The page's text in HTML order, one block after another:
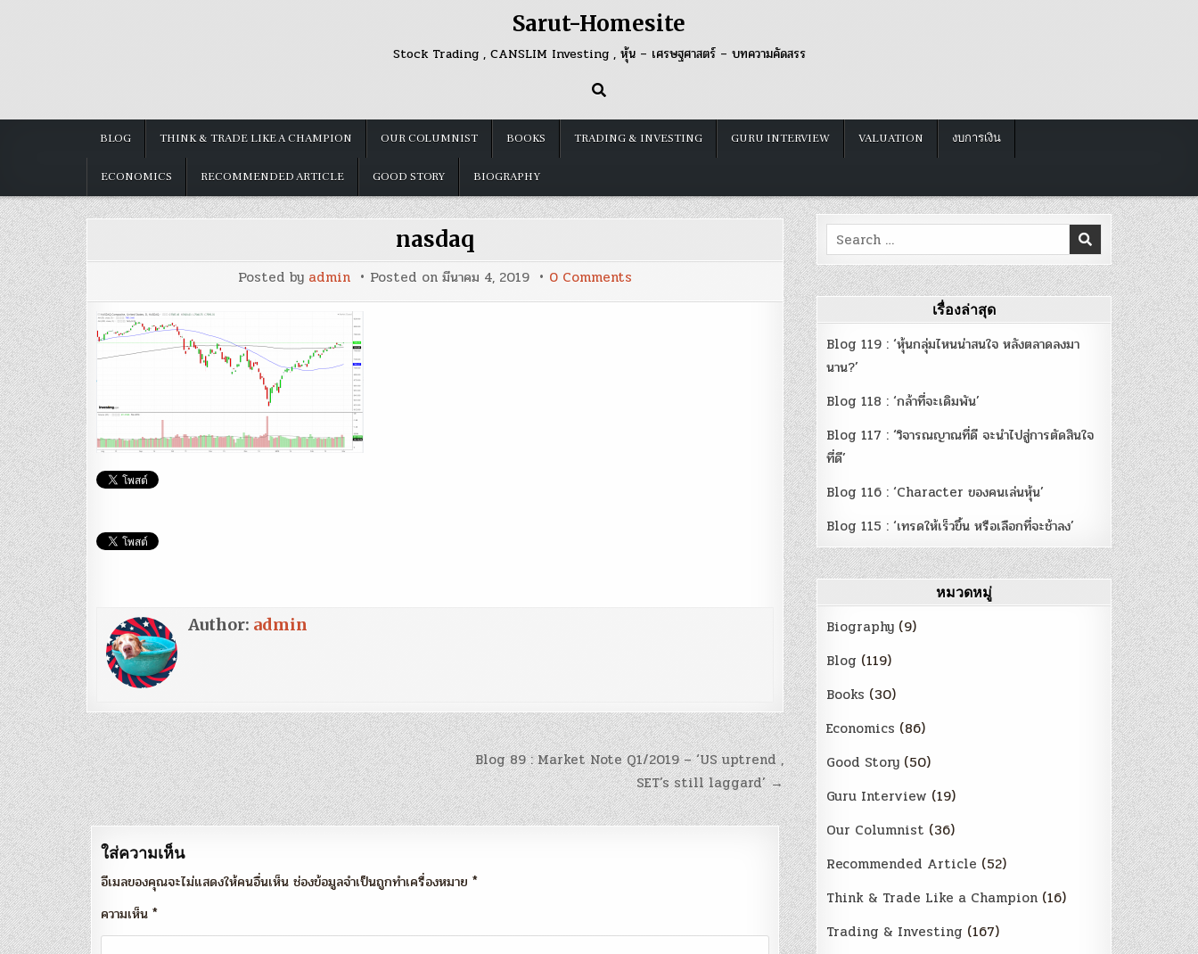
Sarut-Homesite
Stock Trading , CANSLIM Investing , หุ้น – เศรษฐศาสตร์ – บทความคัดสรร
BLOG THINK & TRADE LIKE A CHAMPION OUR COLUMNIST BOOKS TRADING & INVESTING GURU INTERVIEW VALUATION งบการเงิน
ECONOMICS RECOMMENDED ARTICLE GOOD STORY BIOGRAPHY
nasdaq
Posted by admin Posted on มีนาคม 4, 2019 0 Comments
Author: admin
แนะแนว
เรื่อง
Blog 89 : Market Note Q1/2019 – ‘US uptrend ,
SET’s still laggard’ →
ใส่ความเห็น
อีเมลของคุณจะไม่แสดงให้คนอื่นเห็น ช่องข้อมูลจำเป็นถูกทำเครื่องหมาย *
ความเห็น *
Search
for:
เรื่องล่าสุด
Blog 119 : ‘หุ้นกลุ่มไหนน่าสนใจ หลังตลาดลงมา
นาน?’
Blog 118 : ‘กล้าที่จะเดิมพัน’
Blog 117 : ‘วิจารณญาณที่ดี จะนำไปสู่การตัดสินใจ
ที่ดี’
Blog 116 : ‘Character ของคนเล่นหุ้น’
Blog 115 : ‘เทรดให้เร็วขึ้น หรือเลือกที่จะช้าลง’
หมวดหมู่
Biography (9)
Blog (119)
Books (30)
Economics (86)
Good Story (50)
Guru Interview (19)
Our Columnist (36)
Recommended Article (52)
Think & Trade Like a Champion (16)
Trading & Investing (167)